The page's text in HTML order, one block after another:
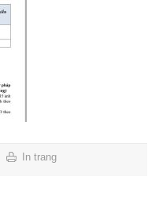
In trang